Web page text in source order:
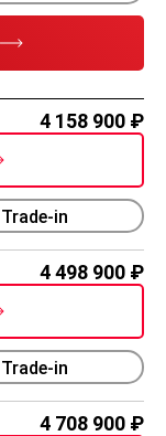
4 158 900
Trade-in
4 498 900
Trade-in
4 708 900